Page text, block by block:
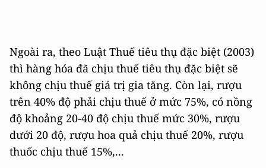
Ngoài ra, theo Luật Thuế tiêu thụ đặc biệt (2003)
thì hàng hóa đã chịu thuế tiêu thụ đặc biệt sẽ
không chịu thuế giá trị gia tăng. Còn lại, rượu
trên 40% độ phải chịu thuế ở mức 75%, có nồng
độ khoảng 20-40 độ chịu thuế mức 30%, rượu
dưới 20 độ, rượu hoa quả chịu thuế 20%, rượu
thuốc chịu thuế 15%,...